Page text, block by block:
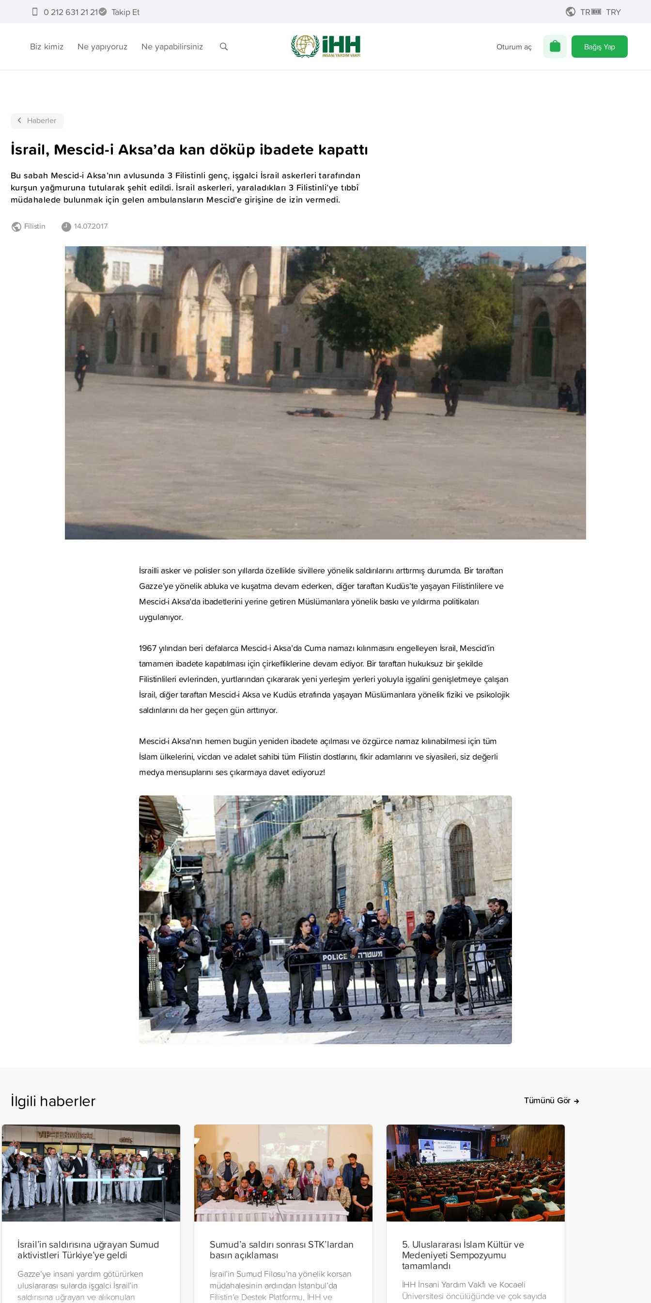
0 212 631 21 21 Takip Et TR TRY
Biz kimiz Ne yapıyoruz Ne yapabilirsiniz Oturum aç Bağış Yap
Haberler
İsrail, Mescid-i Aksa’da kan döküp ibadete kapattı
Bu sabah Mescid-i Aksa’nın avlusunda 3 Filistinli genç, işgalci İsrail askerleri tarafından
kurşun yağmuruna tutularak şehit edildi. İsrail askerleri, yaraladıkları 3 Filistinli’ye tıbbî
müdahalede bulunmak için gelen ambulansların Mescid’e girişine de izin vermedi.
Filistin 14.07.2017
İsrailli asker ve polisler son yıllarda özellikle sivillere yönelik saldırılarını arttırmış durumda. Bir taraftan
Gazze’ye yönelik abluka ve kuşatma devam ederken, diğer taraftan Kudüs’te yaşayan Filistinlilere ve
Mescid-i Aksa’da ibadetlerini yerine getiren Müslümanlara yönelik baskı ve yıldırma politikaları
uygulanıyor.
1967 yılından beri defalarca Mescid-i Aksa’da Cuma namazı kılınmasını engelleyen İsrail, Mescid’in
tamamen ibadete kapatılması için çirkefliklerine devam ediyor. Bir taraftan hukuksuz bir şekilde
Filistinlileri evlerinden, yurtlarından çıkararak yeni yerleşim yerleri yoluyla işgalini genişletmeye çalışan
İsrail, diğer taraftan Mescid-i Aksa ve Kudüs etrafında yaşayan Müslümanlara yönelik fiziki ve psikolojik
saldırılarını da her geçen gün arttırıyor.
Mescid-i Aksa’nın hemen bugün yeniden ibadete açılması ve özgürce namaz kılınabilmesi için tüm
İslam ülkelerini, vicdan ve adalet sahibi tüm Filistin dostlarını, fikir adamlarını ve siyasileri, siz değerli
medya mensuplarını ses çıkarmaya davet ediyoruz!
İlgili haberler Tümünü Gör
İsrail’in saldırısına uğrayan Sumud
aktivistleri Türkiye’ye geldi
Gazze’ye insani yardım götürürken
uluslararası sularda işgalci İsrail’in
saldırısına uğrayan ve alıkonulan
Sumud’a saldırı sonrası STK’lardan
basın açıklaması
İsrail’in Sumud Filosu’na yönelik korsan
müdahalesinin ardından İstanbul’da
Filistin’e Destek Platformu, İHH ve
5. Uluslararası İslam Kültür ve
Medeniyeti Sempozyumu
tamamlandı
İHH İnsani Yardım Vakfı ve Kocaeli
Üniversitesi öncülüğünde ve çok sayıda